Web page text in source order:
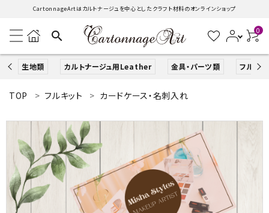
CartonnageArtはカルトナージュを中心としたクラフト材料のオンラインショップ
search 0
生地類 カルトナージュ用Leather 金具・パーツ類 フルキッ
search
ACCOUNT MENU
ようこそ ゲスト 様
ログイン 新規会員登録
TOP フルキット カードケース・名刺入れ